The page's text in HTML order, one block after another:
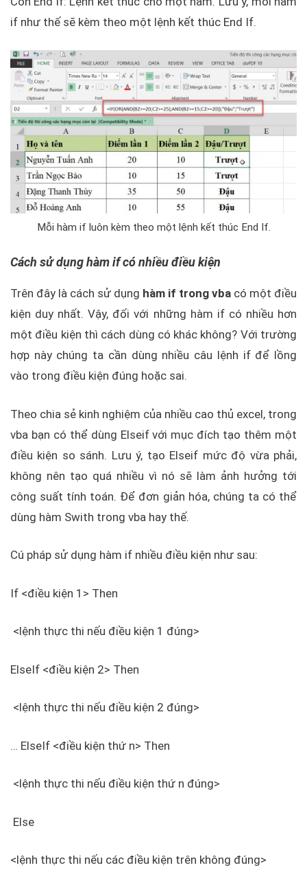
if như thế sẽ kèm theo một lệnh kết thúc End If.
Mỗi hàm if luôn kèm theo một lệnh kết thúc End If.
Cách sử dụng hàm if có nhiều điều kiện
Trên đây là cách sử dụng hàm if trong vba có một điều
kiện duy nhất. Vậy, đối với những hàm if có nhiều hơn
một điều kiện thì cách dùng có khác không? Với trường
hợp này chúng ta cần dùng nhiều câu lệnh if để lồng
vào trong điều kiện đúng hoặc sai.
Theo chia sẻ kinh nghiệm của nhiều cao thủ excel, trong
vba bạn có thể dùng Elseif với mục đích tạo thêm một
điều kiện so sánh. Lưu ý, tạo Elseif mức độ vừa phải,
không nên tạo quá nhiều vì nó sẽ làm ảnh hưởng tới
công suất tính toán. Để đơn giản hóa, chúng ta có thể
dùng hàm Swith trong vba hay thế.
Cú pháp sử dụng hàm if nhiều điều kiện như sau:
If <điều kiện 1> Then
<lệnh thực thi nếu điều kiện 1 đúng>
ElseIf <điều kiện 2> Then
<lệnh thực thi nếu điều kiện 2 đúng>
… ElseIf <điều kiện thứ n> Then
<lệnh thực thi nếu điều kiện thứ n đúng>
Else
<lệnh thực thi nếu các điều kiện trên không đúng>